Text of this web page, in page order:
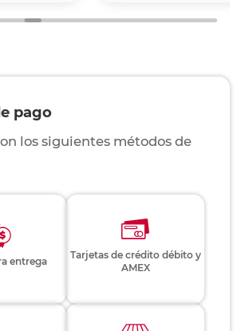
pago
los siguientes métodos de
entrega
Tarjetas de crédito débito y
AMEX